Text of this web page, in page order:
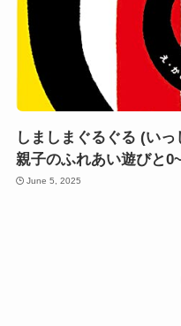
しましまぐるぐる (い
親子のふれあい遊びと
June 5, 2025